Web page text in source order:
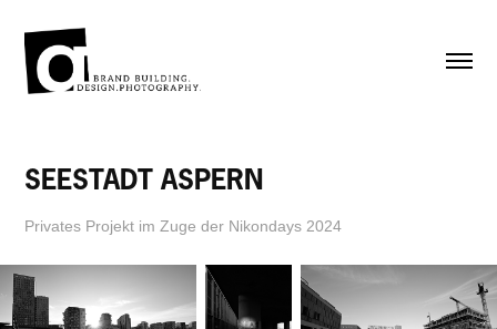
SEESTADT ASPERN
Privates Projekt im Zuge der Nikondays 2024